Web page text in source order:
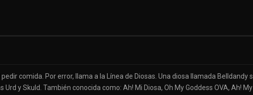
comida. Por error, llama a la Línea de Diosas. Una diosa llamada Belldandy
y Skuld. También conocida como: Ah! Mi Diosa, Oh My Goddess OVA, Ah! My